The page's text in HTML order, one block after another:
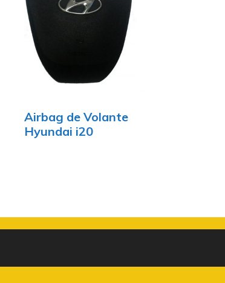
Airbag de Volante
Hyundai i20